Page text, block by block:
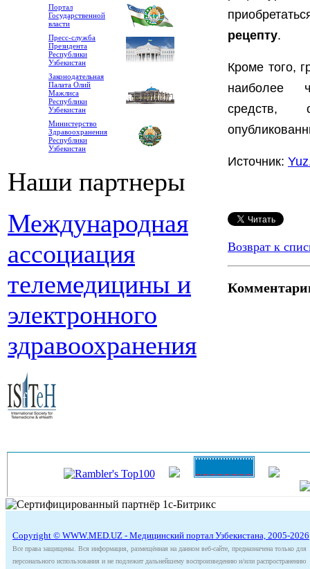
Портал
Государственной
власти
Пресс-служба
Президента
Республики
Узбекистан
Законодательная
Палата Олий
Мажлиса
Республики
Узбекистан
Министерство
Здравоохранения
Республики
Узбекистан
Наши партнеры
Международная
ассоциация
телемедицины и
электронного
здравоохранения
рецепту.
Кроме того,
наиболее
средств,
Источник:
Возврат к
Copyright © WWW.MED.UZ - Медицинский портал Узбекистана, 2005-2026
Все права защищены. Вся информация, размещённая на данном веб-сайте, предназначена только для
персонального использования и не подлежит дальнейшему воспроизведению и/или распространению